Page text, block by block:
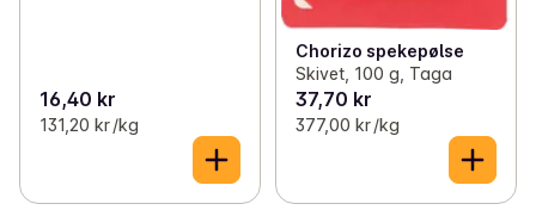
Ketchup, sennep og dressinger (92)
✓ Oljer og eddik
(26)
16,40 kr
131,20 kr /kg
Chorizo spekepølse
Skivet, 100 g, Taga
37,70 kr
377,00 kr /kg